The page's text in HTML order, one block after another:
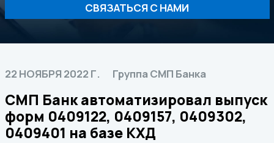
СВЯЗАТЬСЯ С НАМИ
22 НОЯБРЯ 2022 Г. Группа СМП Банка
СМП Банк автоматизировал выпуск
форм 0409122, 0409157, 0409302,
0409401 на базе КХД